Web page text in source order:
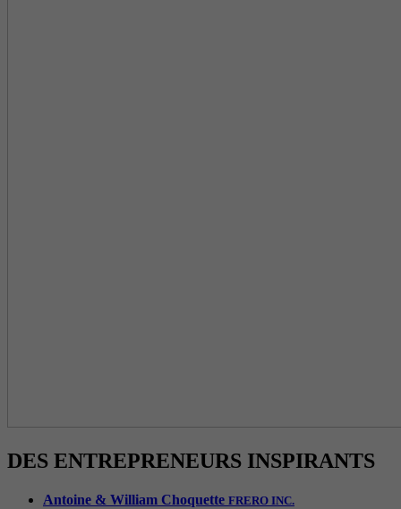
DES ENTREPRENEURS INSPIRANTS
Antoine & William Choquette FRERO INC.